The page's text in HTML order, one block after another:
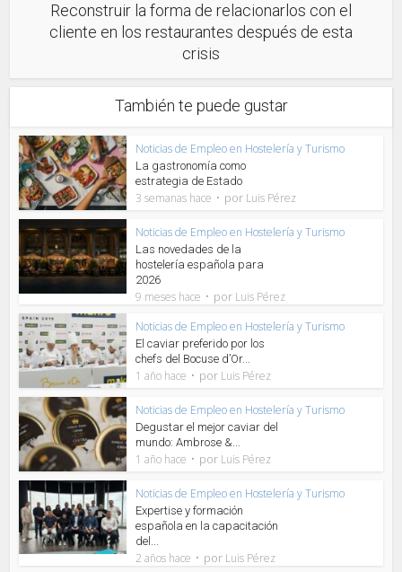
Reconstruir la forma de relacionarlos con el
cliente en los restaurantes después de esta
crisis
También te puede gustar
Noticias de Empleo en Hostelería y Turismo
La gastronomía como
estrategia de Estado
3 semanas hace por Luis Pérez
Noticias de Empleo en Hostelería y Turismo
Las novedades de la
hostelería española para
2026
9 meses hace por Luis Pérez
Noticias de Empleo en Hostelería y Turismo
El caviar preferido por los
chefs del Bocuse d’Or...
1 año hace por Luis Pérez
Noticias de Empleo en Hostelería y Turismo
Degustar el mejor caviar del
mundo: Ambrose &...
1 año hace por Luis Pérez
Noticias de Empleo en Hostelería y Turismo
Expertise y formación
española en la capacitación
del...
2 años hace por Luis Pérez